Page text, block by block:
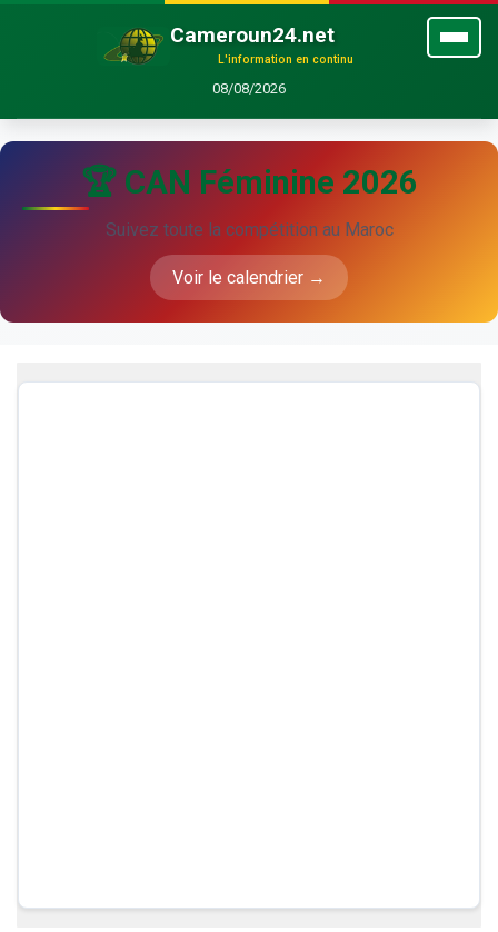
Cameroun24.net
L'information en continu
08/08/2026
🏆 CAN Féminine 2026
Suivez toute la compétition au Maroc
Voir le calendrier →